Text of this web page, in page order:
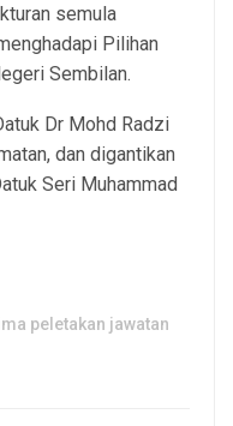
semula
Pilihan
Sembilan.
Dr Mohd Radzi
dan digantikan
Seri Muhammad
peletakan jawatan